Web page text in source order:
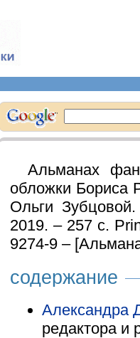
Альманах
обложки Бориса
Ольги
2019. – 257 с.
9274-9 –
содержание
Александра
редактора и